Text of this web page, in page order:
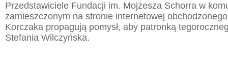
Przedstawiciele Fundacji im. Mojżesza Schorra w
zamieszczonym na stronie internetowej
Korczaka propagują pomysł, aby patronką
Stefania Wilczyńska.